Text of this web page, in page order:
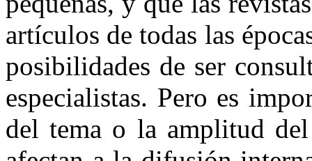
artículos de todas las
posibilidades de ser
especialistas. Pero es
del tema o la amplitud